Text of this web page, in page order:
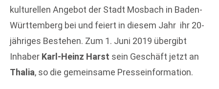
kulturellen Angebot der Stadt Mosbach in Baden-
Württemberg bei und feiert in diesem Jahr ihr 20-
jähriges Bestehen. Zum 1. Juni 2019 übergibt
Inhaber Karl-Heinz Harst sein Geschäft jetzt an
Thalia, so die gemeinsame Presseinformation.